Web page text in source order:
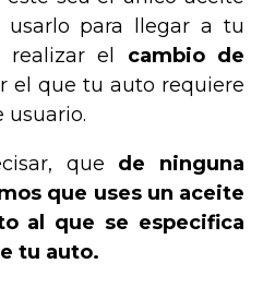
usarlo para llegar a tu
realizar el cambio de
el que tu auto requiere
usuario.
que de ninguna
que uses un aceite
al que se especifica
tu auto.